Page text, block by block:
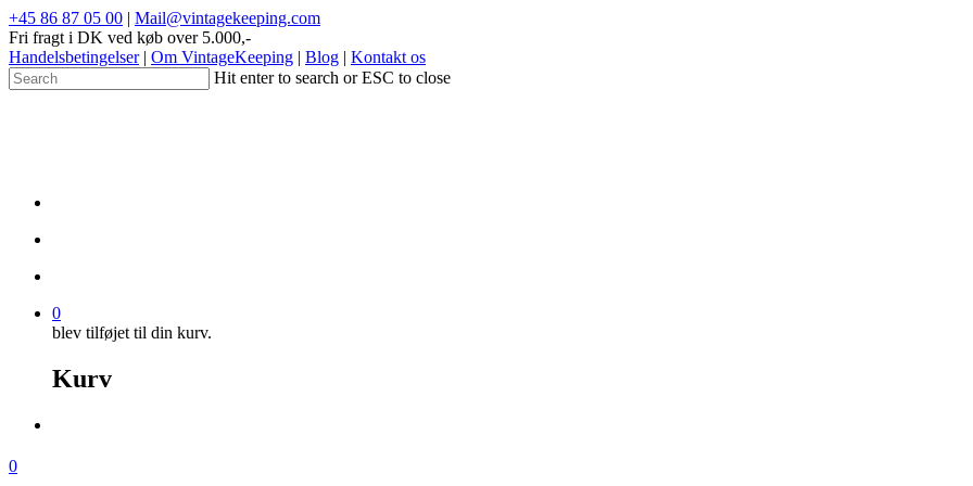
+45 86 87 05 00 | Mail@vintagekeeping.com
Fri fragt i DK ved køb over 5.000,-
Handelsbetingelser| Om VintageKeeping | Blog | Kontakt os
Hit enter to search or ESC to close
0
blev tilføjet til din kurv.
Kurv
0